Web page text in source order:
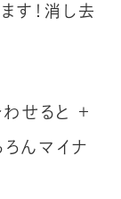
す！消し去
せると ＋
んマイナ